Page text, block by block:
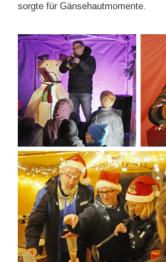
sorgte für Gänsehautmomente.